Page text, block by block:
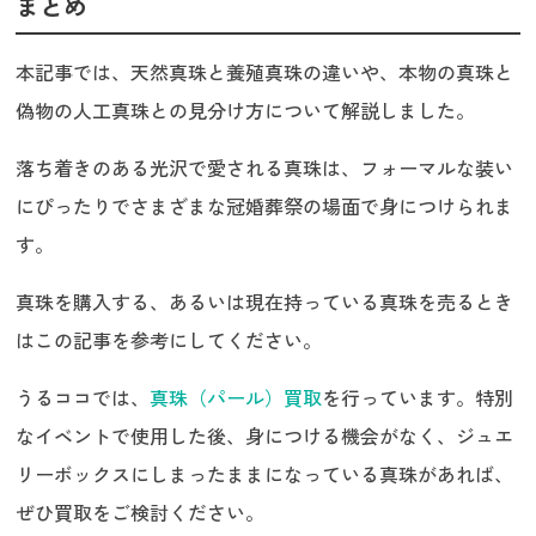
本記事では、天然真珠と養殖真珠の違いや、本物の真珠と
偽物の人工真珠との見分け方について解説しました。
落ち着きのある光沢で愛される真珠は、フォーマルな装い
にぴったりでさまざまな冠婚葬祭の場面で身につけられま
す。
真珠を購入する、あるいは現在持っている真珠を売るとき
はこの記事を参考にしてください。
うるココでは、真珠（パール）買取を行っています。特別
なイベントで使用した後、身につける機会がなく、ジュエ
リーボックスにしまったままになっている真珠があれば、
ぜひ買取をご検討ください。